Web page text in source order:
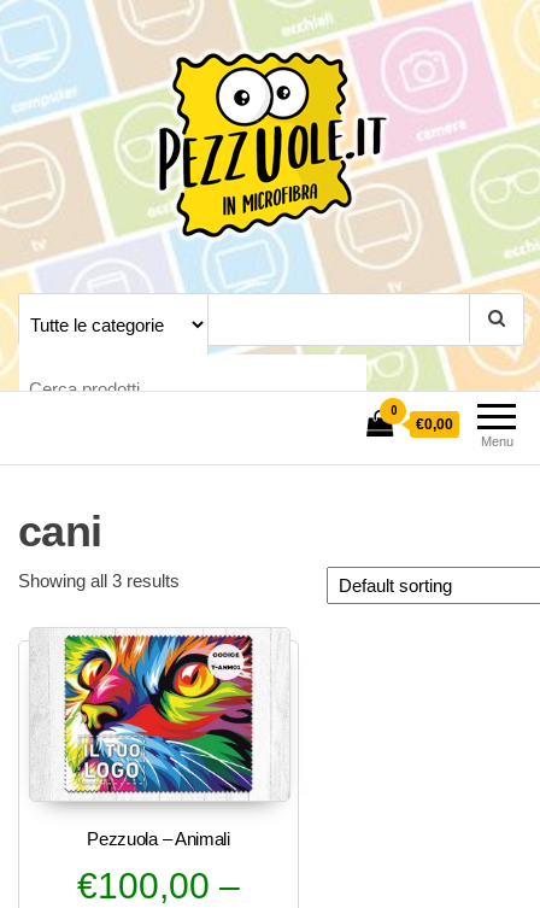
Pezzuole.it
Menu
0
€0,00
cani
Showing all 3 results
Pezzuola – Animali
€100,00 –